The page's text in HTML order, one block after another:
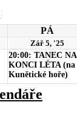
PÁ
Zář 5, '25
20:00: TANEC NA
KONCI LÉTA (na
Kunětické hoře)